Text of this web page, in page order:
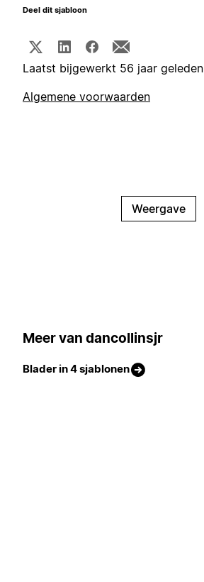
Deel dit sjabloon
Laatst bijgewerkt 56 jaar geleden
Algemene voorwaarden
Weergave
Meer van dancollinsjr
Blader in 4 sjablonen